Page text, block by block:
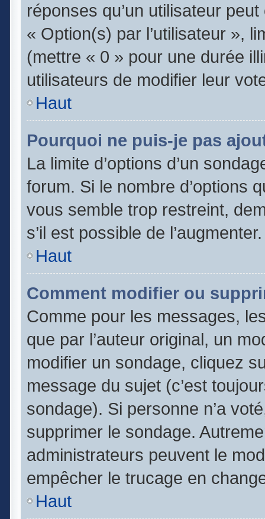
réponses qu’un utilisateur
« Option(s) par l’utilisateur »,
(mettre « 0 » pour une durée
utilisateurs de modifier leur
Haut
Pourquoi ne puis-je pas
La limite d’options d’un
forum. Si le nombre d’options
vous semble trop restreint,
s’il est possible de l’augmenter.
Haut
Comment modifier ou
Comme pour les messages,
que par l’auteur original, un
modifier un sondage, cliquez
message du sujet (c’est
sondage). Si personne n’a
supprimer le sondage.
administrateurs peuvent le
empêcher le trucage en
Haut